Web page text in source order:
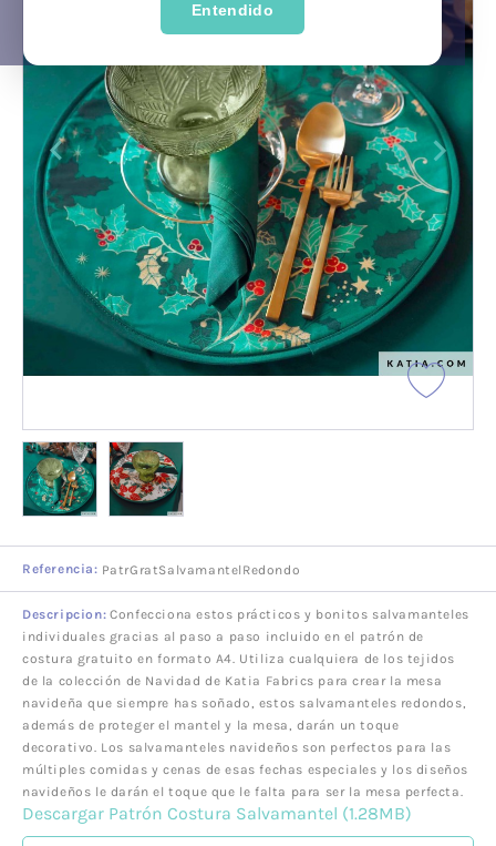
Entendido
Referencia: PatrGratSalvamantelRedondo
Descripcion: Confecciona estos prácticos y bonitos salvamanteles
individuales gracias al paso a paso incluido en el patrón de
costura gratuito en formato A4. Utiliza cualquiera de los tejidos
de la colección de Navidad de Katia Fabrics para crear la mesa
navideña que siempre has soñado, estos salvamanteles redondos,
además de proteger el mantel y la mesa, darán un toque
decorativo. Los salvamanteles navideños son perfectos para las
múltiples comidas y cenas de esas fechas especiales y los diseños
navideños le darán el toque que le falta para ser la mesa perfecta.
Descargar Patrón Costura Salvamantel (1.28MB)